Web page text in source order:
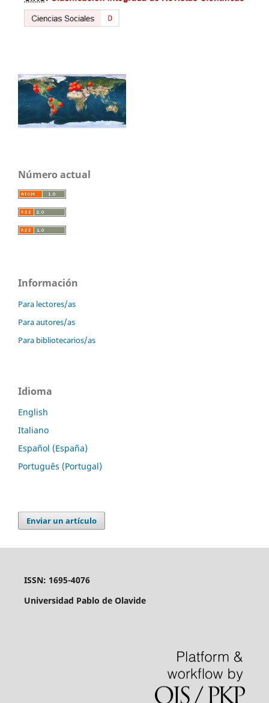
Número actual
Información
Para lectores/as
Para autores/as
Para bibliotecarios/as
Idioma
English
Italiano
Español (España)
Português (Portugal)
Enviar un artículo
ISSN: 1695-4076
Universidad Pablo de Olavide